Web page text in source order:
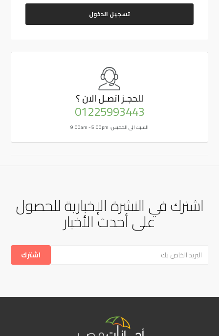
تسجيل الدخول
للحجـزاتصـل الان ؟
01225993443
السبت الى الخميس: 9.00am - 5.00pm
اشترك في النشرة الإخبارية للحصول
على أحدث الأخبار